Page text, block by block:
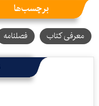
برچسب‌ها
معرفی کتاب فصلنامه